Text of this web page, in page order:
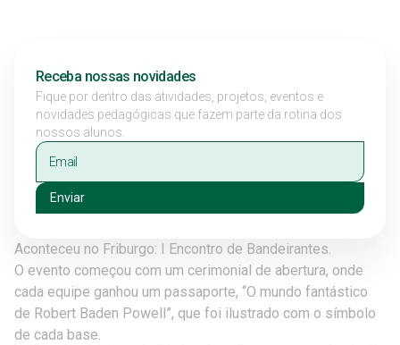
Receba nossas novidades
Fique por dentro das atividades, projetos, eventos e
novidades pedagógicas que fazem parte da rotina dos
nossos alunos.
Enviar
Aconteceu no Friburgo: I Encontro de Bandeirantes.
O evento começou com um cerimonial de abertura, onde
cada equipe ganhou um passaporte, “O mundo fantástico
de Robert Baden Powell”, que foi ilustrado com o símbolo
de cada base.